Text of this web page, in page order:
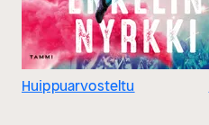
Huippuarvosteltu